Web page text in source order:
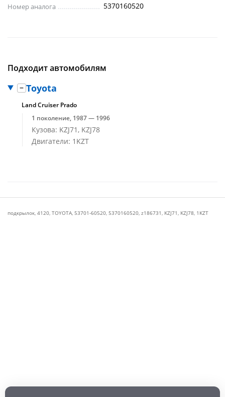
Номер аналога 5370160520
Подходит автомобилям
Toyota
Land Cruiser Prado
1 поколение, 1987 — 1996
Кузова: KZJ71, KZJ78
Двигатели: 1KZT
подкрылок 4120 TOYOTA 53701-60520 5370160520 z186731 KZJ71 KZJ78 1KZT